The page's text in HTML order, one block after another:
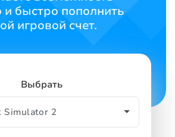
и быстро пополнить
игровой счет.
Выбрать